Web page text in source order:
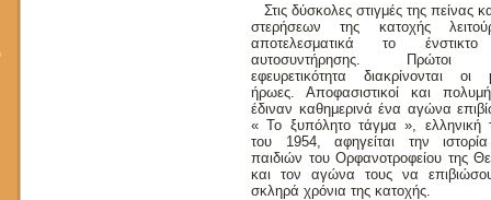
Στις δύσκολες στιγμές της πείνας
στερήσεων της κατοχής
αποτελεσματικά το
αυτοσυντήρησης. Πρώτοι
εφευρετικότητα διακρίνονται οι
ήρωες. Αποφασιστικοί και
έδιναν καθημερινά ένα αγώνα
« Το ξυπόλητο τάγμα », ελληνική
του 1954, αφηγείται την
παιδιών του Ορφανοτροφείου της
και τον αγώνα τους να
σκληρά χρόνια της κατοχής.